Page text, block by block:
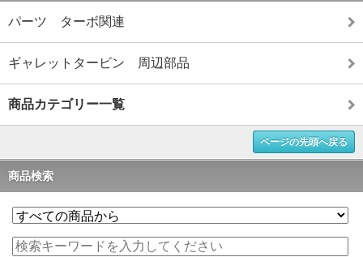
パーツ ターボ関連
ギャレットタービン 周辺部品
商品カテゴリー一覧
ページの先頭へ戻る
商品検索